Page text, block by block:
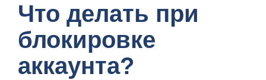
Что делать при
блокировке
аккаунта?